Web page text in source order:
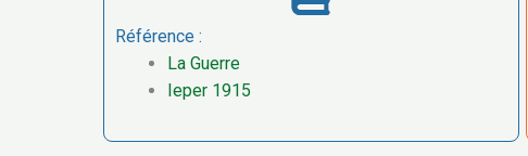
Référence :
La Guerre
Ieper 1915